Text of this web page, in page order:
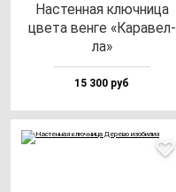
Нас­тен­ная ключ­ни­ца
цве­та вен­ге «Кара­вел­
ла»
15 300 руб